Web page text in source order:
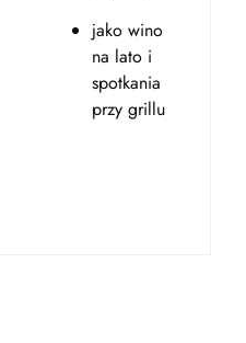
jako wino
na lato i
spotkania
przy grillu